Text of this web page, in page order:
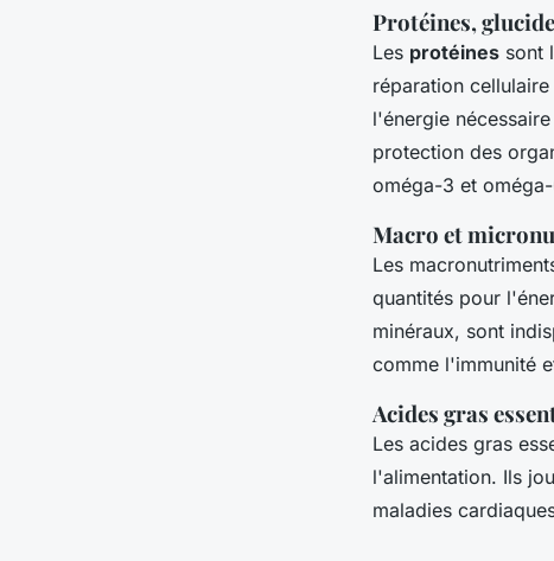
Protéines,
Les protéines sont
réparation
l'énergie
protection des
oméga-3 et
Macro et
Les
quantités pour
minéraux, sont
comme l'immunité
Acides gras
Les acides gras
l'alimentation. Ils
maladies